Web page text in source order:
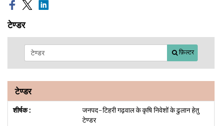
टेण्डर
फ़िल्टर
टेण्डर
जनपद-टिहरी गढ़वाल के कृषि निवेशों के ढुलान हेतु
टेण्डर